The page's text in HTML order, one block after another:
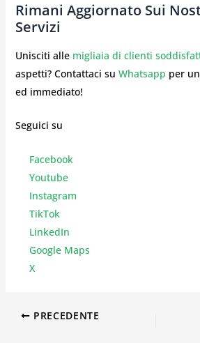
Rimani Aggiornato Sui
Servizi
Unisciti alle migliaia di clienti
aspetti? Contattaci su Whatsapp per
ed immediato!
Seguici su
Facebook
Youtube
Instagram
TikTok
LinkedIn
Google Maps
X
PRECEDENTE